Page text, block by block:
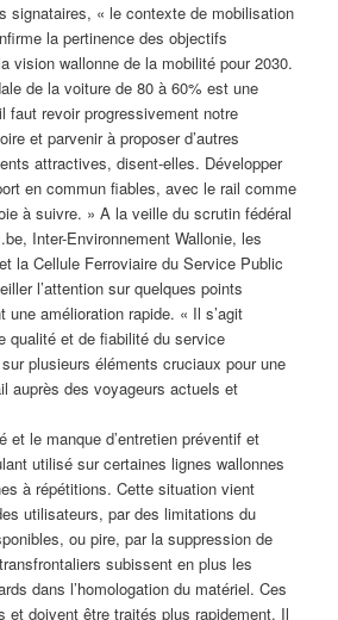
signataires, « le contexte de mobilisation
la pertinence des objectifs
vision wallonne de la mobilité pour 2030.
de la voiture de 80 à 60% est une
faut revoir progressivement notre
et parvenir à proposer d’autres
attractives, disent-elles. Développer
en commun fiables, avec le rail comme
à suivre. » A la veille du scrutin fédéral
Inter-Environnement Wallonie, les
la Cellule Ferroviaire du Service Public
l’attention sur quelques points
une amélioration rapide. « Il s’agit
qualité et de fiabilité du service
plusieurs éléments cruciaux pour une
auprès des voyageurs actuels et
et le manque d’entretien préventif et
utilisé sur certaines lignes wallonnes
à répétitions. Cette situation vient
utilisateurs, par des limitations du
ou pire, par la suppression de
subissent en plus les
dans l’homologation du matériel. Ces
et doivent être traités plus rapidement. Il